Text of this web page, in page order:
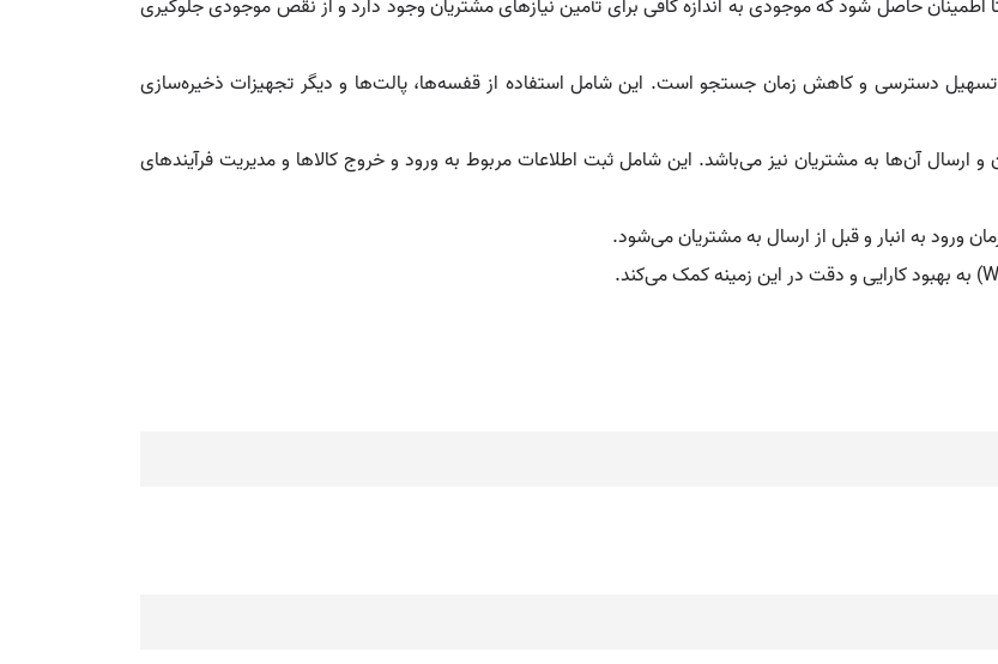
حاصل شود که موجودی به اندازه کافی برای تأمین نیازهای مشتریان وجود دارد و از نقص موجودی جلوگیری
تسهیل دسترسی و کاهش زمان جستجو است. این شامل استفاده از قفسه‌ها، پالت‌ها و دیگر تجهیزات ذخیره‌سازی
و ارسال آن‌ها به مشتریان نیز می‌باشد. این شامل ثبت اطلاعات مربوط به ورود و خروج کالاها و مدیریت فرآیندهای
ورود به انبار و قبل از ارسال به مشتریان می‌شود.